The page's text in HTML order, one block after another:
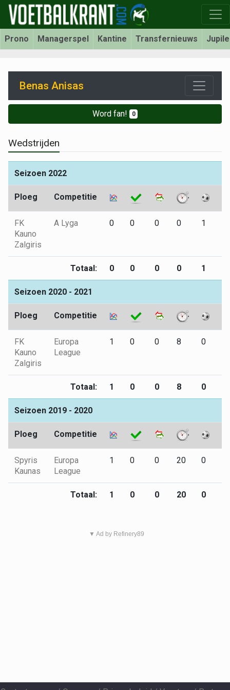
Prono Managerspel Kantine Transfernieuws
Benas Anisas
Word fan! 0
Wedstrijden
Seizoen 2022
Ploeg Competitie
FK
Kauno
Zalgiris
A Lyga 0 0 0 0 1
Totaal: 0 0 0 0 1
Seizoen 2020 - 2021
Ploeg Competitie
FK
Kauno
Zalgiris
Europa
League
1 0 0 8 0
Totaal: 1 0 0 8 0
Seizoen 2019 - 2020
Ploeg Competitie
Spyris
Kaunas
Europa
League
1 0 0 20 0
Totaal: 1 0 0 20 0
▼ Ad by Refinery89